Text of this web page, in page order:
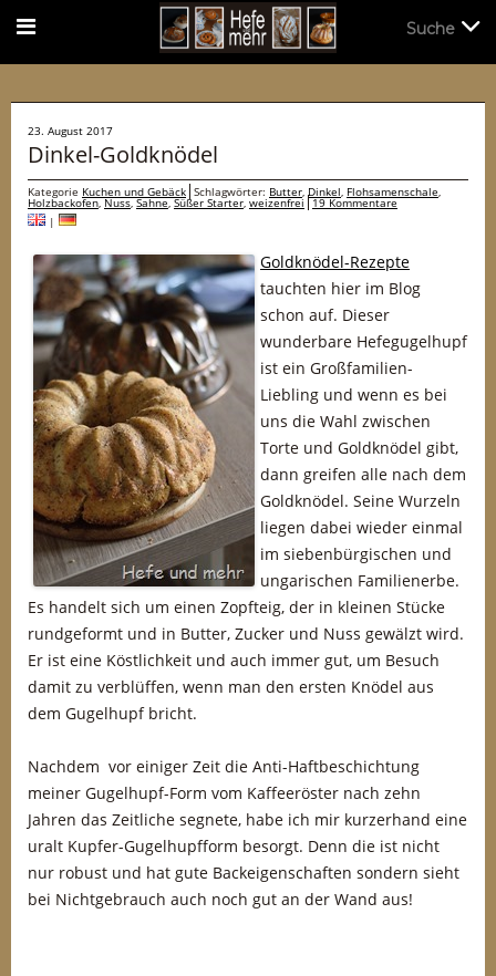
23. August 2017
Dinkel-Goldknödel
Kategorie Kuchen und Gebäck Schlagwörter: Butter, Dinkel, Flohsamenschale,
Holzbackofen,Nuss,Sahne,Süßer Starter, weizenfrei 19 Kommentare
|
Goldknödel-Rezepte
tauchten hier im Blog
schon auf. Dieser
wunderbare Hefegugelhupf
ist ein Großfamilien-
Liebling und wenn es bei
uns die Wahl zwischen
Torte und Goldknödel gibt,
dann greifen alle nach dem
Goldknödel. Seine Wurzeln
liegen dabei wieder einmal
im siebenbürgischen und
ungarischen Familienerbe.
Es handelt sich um einen Zopfteig, der in kleinen Stücke
rundgeformt und in Butter, Zucker und Nuss gewälzt wird.
Er ist eine Köstlichkeit und auch immer gut, um Besuch
damit zu verblüffen, wenn man den ersten Knödel aus
dem Gugelhupf bricht.
Nachdem vor einiger Zeit die Anti-Haftbeschichtung
meiner Gugelhupf-Form vom Kaffeeröster nach zehn
Jahren das Zeitliche segnete, habe ich mir kurzerhand eine
uralt Kupfer-Gugelhupfform besorgt. Denn die ist nicht
nur robust und hat gute Backeigenschaften sondern sieht
bei Nichtgebrauch auch noch gut an der Wand aus!
Suche
Suche